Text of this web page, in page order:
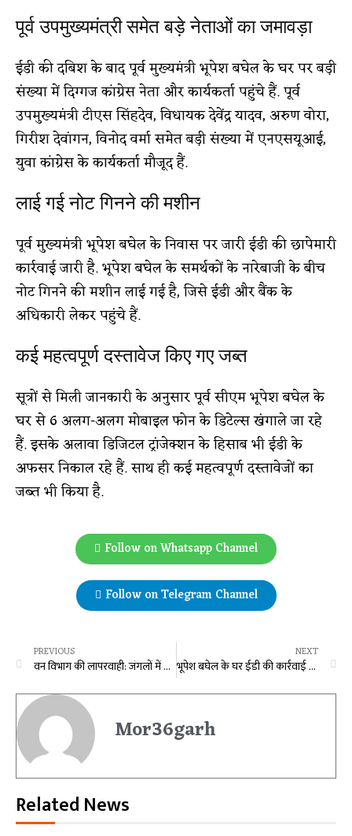
पूर्व उपमुख्यमंत्री समेत बड़े नेताओं का जमावड़ा
ईडी की दबिश के बाद पूर्व मुख्यमंत्री भूपेश बघेल के घर पर बड़ी
संख्या में दिग्गज कांग्रेस नेता और कार्यकर्ता पहुंचे हैं. पूर्व
उपमुख्यमंत्री टीएस सिंहदेव, विधायक देवेंद्र यादव, अरुण वोरा,
गिरीश देवांगन, विनोद वर्मा समेत बड़ी संख्या में एनएसयूआई,
युवा कांग्रेस के कार्यकर्ता मौजूद हैं.
लाई गई नोट गिनने की मशीन
पूर्व मुख्यमंत्री भूपेश बघेल के निवास पर जारी ईडी की छापेमारी
कार्रवाई जारी है. भूपेश बघेल के समर्थकों के नारेबाजी के बीच
नोट गिनने की मशीन लाई गई है, जिसे ईडी और बैंक के
अधिकारी लेकर पहुंचे हैं.
कई महत्वपूर्ण दस्तावेज किए गए जब्त
सूत्रों से मिली जानकारी के अनुसार पूर्व सीएम भूपेश बघेल के
घर से 6 अलग-अलग मोबाइल फोन के डिटेल्स खंगाले जा रहे
हैं. इसके अलावा डिजिटल ट्रांजेक्शन के हिसाब भी ईडी के
अफसर निकाल रहे हैं. साथ ही कई महत्वपूर्ण दस्तावेजों का
जब्त भी किया है.
Follow on Whatsapp Channel
Follow on Telegram Channel
PREVIOUS
वन विभाग की लापरवाही: जंगलों में नहीं रुक रही पेड़ों अवैध कटाई, DFO ने कहा- जांच के बाद होगी कार्रवाई…
NEXT
भूपेश बघेल के घर ईडी की कार्रवाई जारी, आक्रोशित समर्थकों ने ED की गाड़ी रोकी, अफसरों से झूमाझटकी, वाहन पर तोड़फोड़ की कोशिश
Mor36garh
Related News